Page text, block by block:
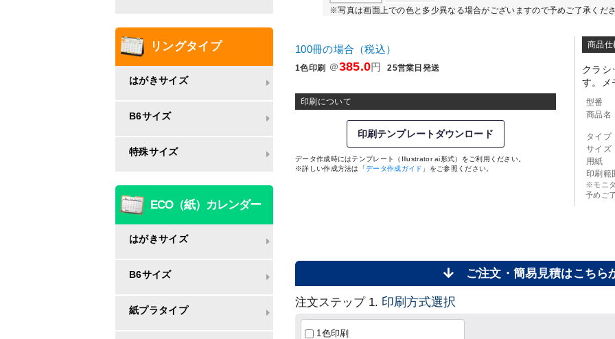
リングタイプ
はがきサイズ
B6サイズ
特殊サイズ
ECO（紙）カレンダー
はがきサイズ
B6サイズ
紙プラタイプ
※写真は画面上での色と多少異なる場合がございますので予めご了承くだ
100冊の場合（税込）
1色印刷 ＠385.0円25営業日発送
印刷について
印刷テンプレートダウンロード
データ作成時にはテンプレート（Illustrator ai形式）をご利用ください。
※詳しい作成方法は「データ作成ガイド 」をご参照ください。
商品仕
クラシ
す。メ
型番
商品名
タイプ
サイズ
用紙
印刷範
※モニ
予めご
ご注文・簡易見積はこち
注文ステップ 1. 印刷方式選択
1色印刷